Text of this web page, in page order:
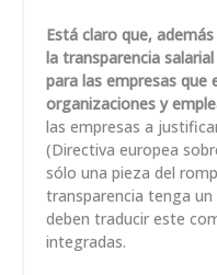
Está claro que,
la transparencia
para las empresas
organizaciones y
las empresas a
(Directiva europea
sólo una pieza del
transparencia tenga
deben traducir este
integradas.